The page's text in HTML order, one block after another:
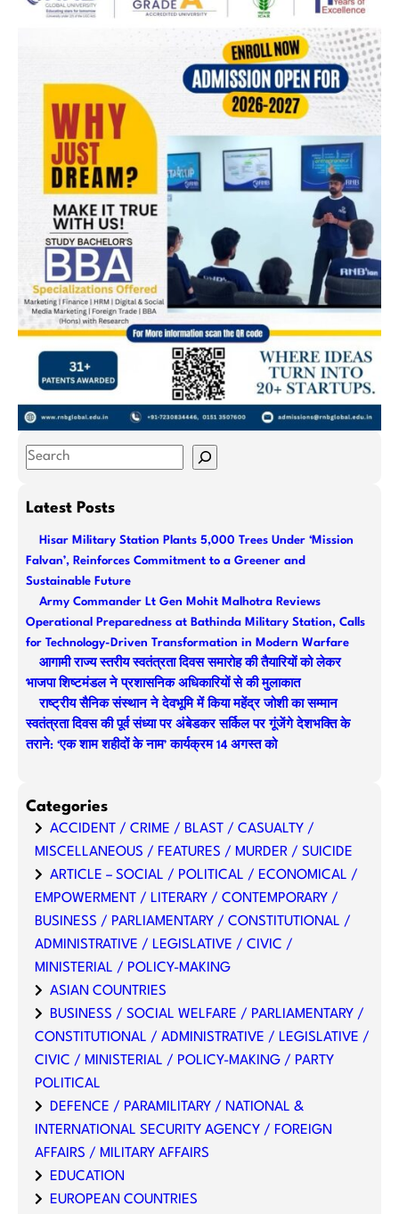
S
aLatest Posts
Hisar Military Station Plants 5,000 Trees Under ‘Mission
Falvan’, Reinforces Commitment to a Greener and
Sustainable Future
Army Commander Lt Gen Mohit Malhotra Reviews
Operational Preparedness at Bathinda Military Station, Calls
for Technology-Driven Transformation in Modern Warfare
आगामी राज्य स्तरीय स्वतंत्रता दिवस समारोह की तैयारियों को लेकर
भाजपा शिष्टमंडल ने प्रशासनिक अधिकारियों से की मुलाकात
राष्ट्रीय सैनिक संस्थान ने देवभूमि में किया महेंद्र जोशी का सम्मान
स्वतंत्रता दिवस की पूर्व संध्या पर अंबेडकर सर्किल पर गूंजेंगे देशभक्ति के
तराने: ‘एक शाम शहीदों के नाम’ कार्यक्रम 14 अगस्त को
Categories
ACCIDENT / CRIME / BLAST / CASUALTY /
MISCELLANEOUS / FEATURES / MURDER / SUICIDE
ARTICLE – SOCIAL / POLITICAL / ECONOMICAL /
EMPOWERMENT / LITERARY / CONTEMPORARY /
BUSINESS / PARLIAMENTARY / CONSTITUTIONAL /
ADMINISTRATIVE / LEGISLATIVE / CIVIC /
MINISTERIAL / POLICY-MAKING
ASIAN COUNTRIES
BUSINESS / SOCIAL WELFARE / PARLIAMENTARY /
CONSTITUTIONAL / ADMINISTRATIVE / LEGISLATIVE /
CIVIC / MINISTERIAL / POLICY-MAKING / PARTY
POLITICAL
DEFENCE / PARAMILITARY / NATIONAL &
INTERNATIONAL SECURITY AGENCY / FOREIGN
AFFAIRS / MILITARY AFFAIRS
EDUCATION
EUROPEAN COUNTRIES